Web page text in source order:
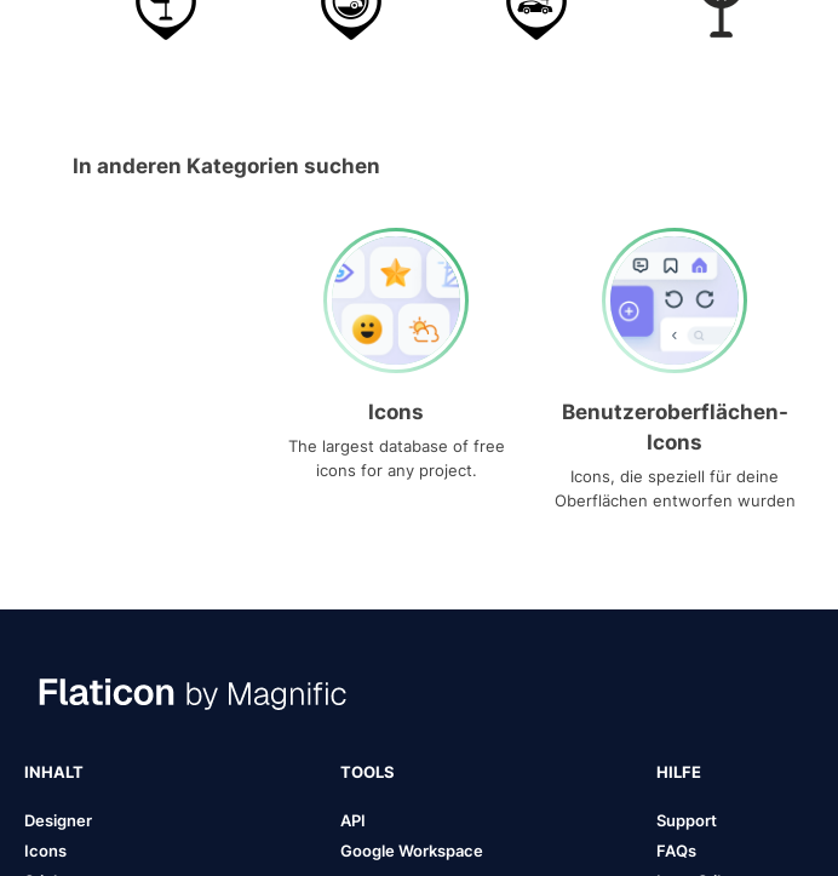
In anderen Kategorien suchen
Icons
The largest database of free
icons for any project.
Benutzeroberflächen-
Icons
Icons, die speziell für deine
Oberflächen entworfen wurden
INHALT
Designer
Icons
TOOLS
API
Google Workspace
HILFE
Support
FAQs